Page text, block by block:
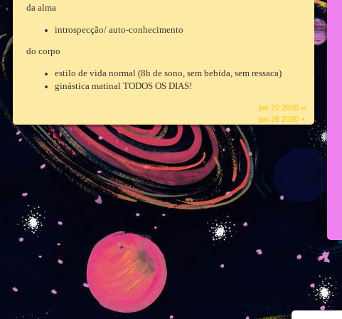
da alma
introspecção/ auto-conhecimento
do corpo
estilo de vida normal (8h de sono, sem bebida, sem ressaca)
ginástica matinal TODOS OS DIAS!
jun 22 2020 ∞
jun 26 2020 +